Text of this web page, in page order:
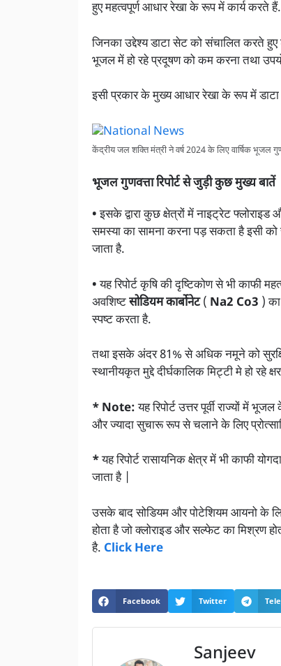
हुए महत्वपूर्ण आधार रेखा के रूप में कार्य करते हैं.
जिनका उद्देश्य डाटा सेट को संचालित करते
भूजल में हो रहे प्रदूषण को कम करना तथा
इसी प्रकार के मुख्य आधार रेखा के रूप में
केंद्रीय जल शक्ति मंत्री ने वर्ष 2024 के लिए वार्षिक भूजल
भूजल गुणवत्ता रिपोर्ट से जुड़ी कुछ मुख्य बातें
•इसके द्वारा कुछ क्षेत्रों में नाइट्रेट
समस्या का सामना करना पड़ सकता है इसी को
जाता है.
•यह रिपोर्ट कृषि की दृष्टिकोण से भी काफी
अवशिष्टसोडियम कार्बोनेट( Na2 Co3 )
स्पष्ट करता है.
तथा इसके अंदर 81% से अधिक नमूने को
स्थानीयकृत मुद्दे दीर्घकालिक मिट्टी मे हो रहे
* Note:यह रिपोर्ट उत्तर पूर्वी राज्यों में
और ज्यादा सुचारू रूप से चलाने के लिए
*यह रिपोर्ट रासायनिक क्षेत्र में भी काफी
जाता है |
उसके बाद सोडियम और पोटेशियम आयनो के लिए
होता है जो क्लोराइड और सल्फेट का मिश्रण
है. Click Here
Facebook Twitter
Sanjeev